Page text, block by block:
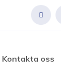
Kontakta oss